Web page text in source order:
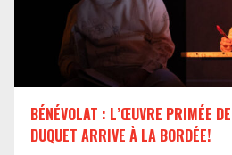
BÉNÉVOLAT : L’ŒUVRE PRIMÉE
DUQUET ARRIVE À LA BORDÉE!